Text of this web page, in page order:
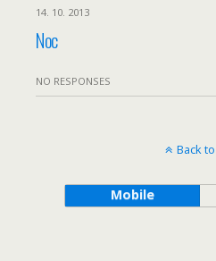
14. 10. 2013
Noc
NO RESPONSES
Back
Mobile